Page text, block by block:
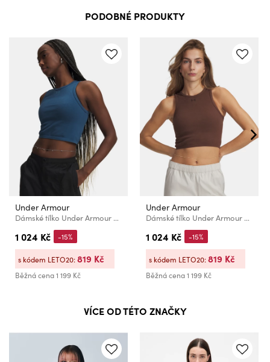
PODOBNÉ PRODUKTY
Under Armour
Dámské tílko Under Armour Seamless Cotton Hand Tank-BLU
1 024 Kč
Běžná cena1 199 Kč
-15%
s kódem LETO20:819 Kč
Under Armour
Dámské tílko Under Armour Seamless Cotton Hand Tank-BRN
1 024 Kč
Běžná cena1 199 Kč
-15%
s kódem LETO20:819 Kč
VÍCE OD TÉTO ZNAČKY